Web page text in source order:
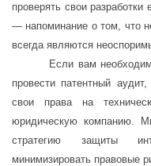
проверять свои
— напоминание о том, что
всегда являются
Если вам
провести патентный
свои права на
юридическую компанию.
стратегию защиты
минимизировать правовые